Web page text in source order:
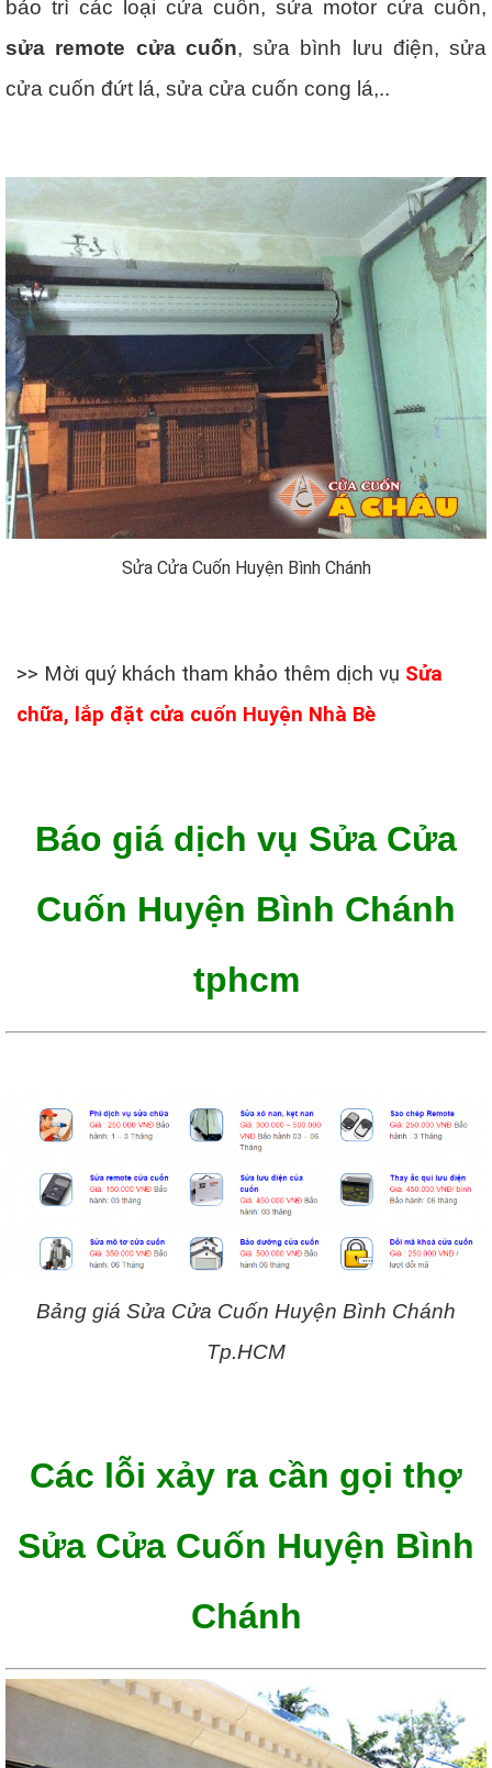
bảo trì các loại cửa cuốn, sửa motor cửa cuốn,
sửa remote cửa cuốn, sửa bình lưu điện, sửa
cửa cuốn đứt lá, sửa cửa cuốn cong lá,..
Sửa Cửa Cuốn Huyện Bình Chánh
>> Mời quý khách tham khảo thêm dịch vụ Sửa
chữa, lắp đặt cửa cuốn Huyện Nhà Bè
Báo giá dịch vụ Sửa Cửa
Cuốn Huyện Bình Chánh
tphcm
Bảng giá Sửa Cửa Cuốn Huyện Bình Chánh
Tp.HCM
Các lỗi xảy ra cần gọi thợ
Sửa Cửa Cuốn Huyện Bình
Chánh